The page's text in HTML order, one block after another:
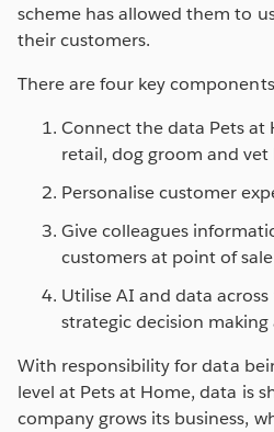
scheme has allowed them to
their customers.
There are four key
Connect the data Pets at
retail, dog groom and vet
Personalise customer
Give colleagues
customers at point of sale
Utilise AI and data
strategic decision
With responsibility for data
level at Pets at Home, data is
company grows its business,